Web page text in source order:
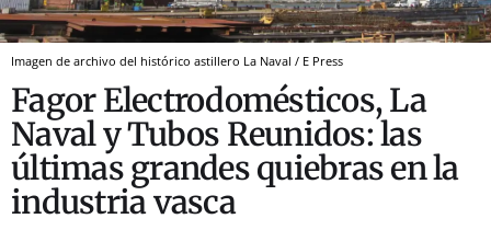
Imagen de archivo del histórico astillero La Naval / E Press
Fagor Electrodomésticos, La
Naval y Tubos Reunidos: las
últimas grandes quiebras en la
industria vasca